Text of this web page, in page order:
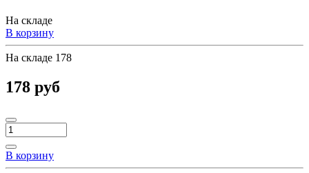
На складе
В корзину
На складе 178
178 руб
В корзину